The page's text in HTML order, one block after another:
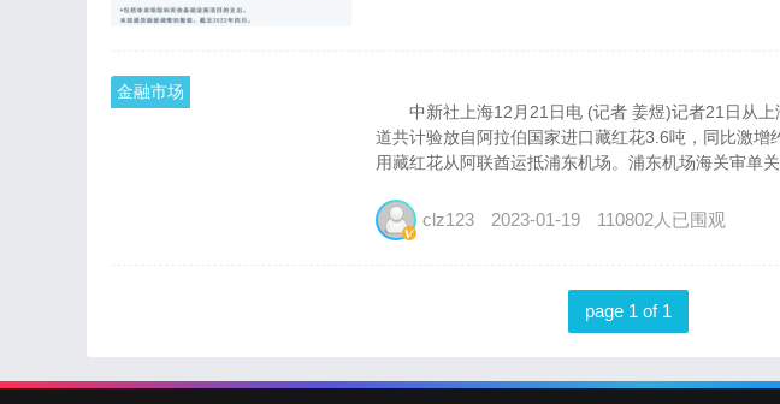
金融市场
中新社上海12月21日电 (记者 姜煜)记者21日从上
道共计验放自阿拉伯国家进口藏红花3.6吨，同比
用藏红花从阿联酋运抵浦东机场。浦东机场海关审单关
clz123 2023-01-19 110802人已围观
page 1 of 1